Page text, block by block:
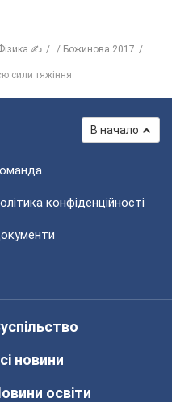
✍
Божинова 2017
сили тяжіння
В начало
конфіденційності
новини
освіти